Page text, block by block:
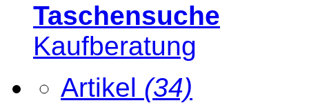
Taschensuche
Kaufberatung
Artikel (34)